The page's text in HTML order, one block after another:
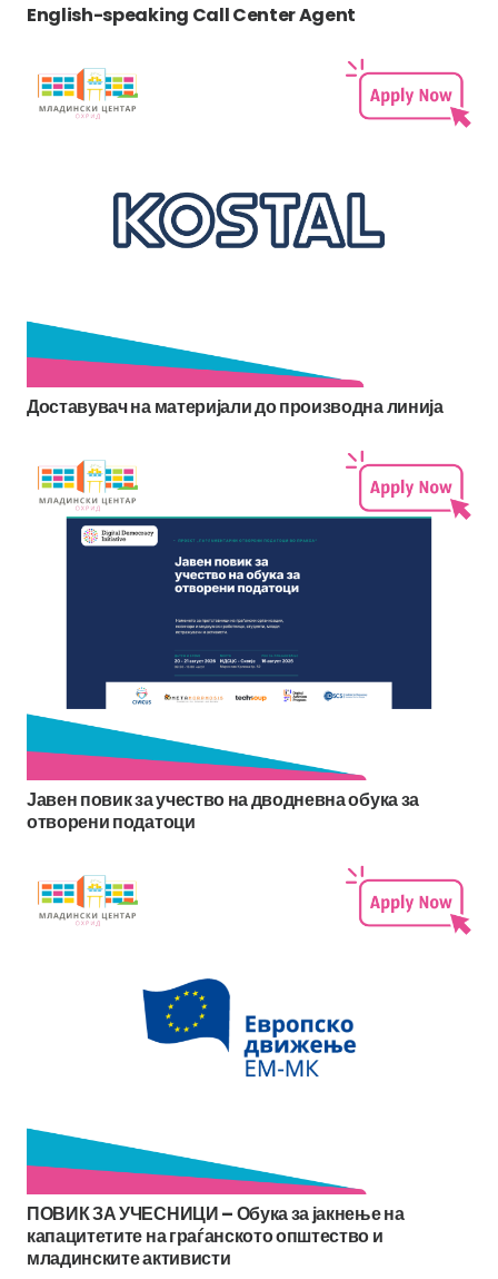
English-speaking Call Center Agent
Доставувач на материјали до производна линија
Јавен повик за учество на дводневна обука за
отворени податоци
ПОВИК ЗА УЧЕСНИЦИ – Обука за јакнење на
капацитетите на граѓанското општество и
младинските активисти